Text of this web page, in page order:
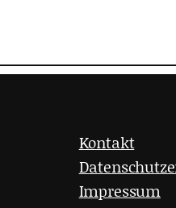
Kontakt
Impressum